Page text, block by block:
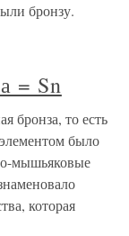
бронзу.
= Sn
бронза, то есть
было
мышьяковые
которая